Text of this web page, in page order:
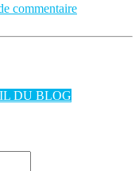
commentaire
DU BLOG